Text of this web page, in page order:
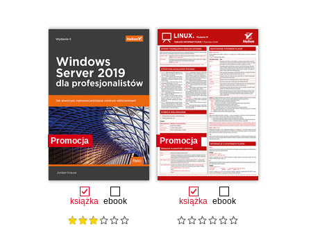
Promocja
książka ebook
Promocja
książka ebook